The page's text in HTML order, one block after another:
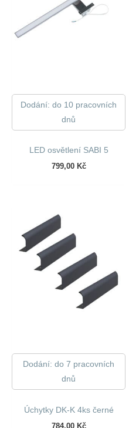
Dodání: do 10 pracovních
dnů
LED osvětlení SABI 5
799,00 Kč
Dodání: do 7 pracovních
dnů
Úchytky DK-K 4ks černé
784,00 Kč